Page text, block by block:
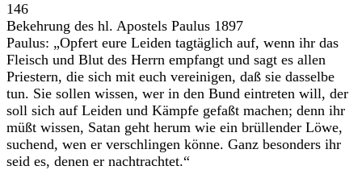
146
Bekehrung des hl. Apostels Paulus 1897
Paulus: „Opfert eure Leiden tagtäglich auf, wenn ihr das
Fleisch und Blut des Herrn empfangt und sagt es allen
Priestern, die sich mit euch vereinigen, daß sie dasselbe
tun. Sie sollen wissen, wer in den Bund eintreten will, der
soll sich auf Leiden und Kämpfe gefaßt machen; denn ihr
müßt wissen, Satan geht herum wie ein brüllender Löwe,
suchend, wen er verschlingen könne. Ganz besonders ihr
seid es, denen er nachtrachtet.“